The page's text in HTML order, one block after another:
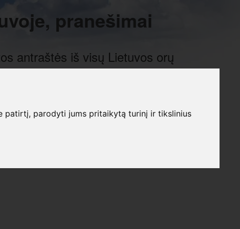
patirtį, parodyti jums pritaikytą turinį ir tikslinius
pranešimai
antraštės iš visų Lietuvos orų